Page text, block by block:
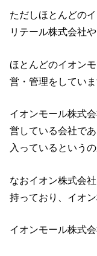
ただしほとんどの
リテール株式会社
ほとんどのイオンモ
営・管理をしていま
イオンモール株式
営している会社で
入っているという
なおイオン株式会
持っており、イオ
イオンモール株式